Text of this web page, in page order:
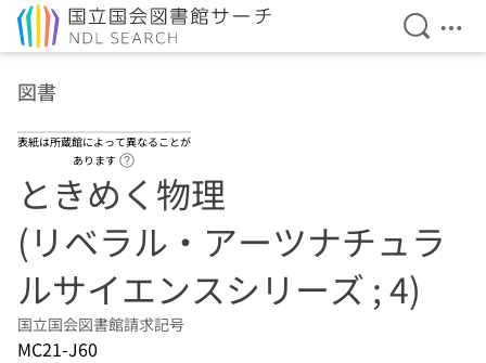
検索を
メ
図書
表紙は所蔵館によって異なることが
あります
ときめく物理
(リベラル・アーツナチュラ
ルサイエンスシリーズ ; 4)
国立国会図書館請求記号
MC21-J60